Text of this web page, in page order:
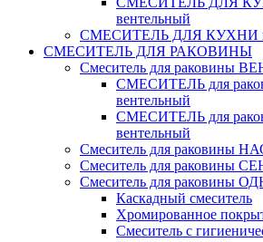
вентельный
СМЕСИТЕЛЬ ДЛЯ КУХНИ
СМЕСИТЕЛЬ ДЛЯ РАКОВИНЫ
Смеситель для раковины
СМЕСИТЕЛЬ для
вентельный
СМЕСИТЕЛЬ для
вентельный
Смеситель для раковины
Смеситель для раковины
Смеситель для
Каскадный смеситель
Хромированное
Смеситель с